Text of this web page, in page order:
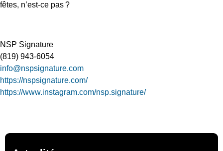
fêtes, n’est-ce pas ?
NSP Signature
(819) 943-6054
info@nspsignature.com
https://nspsignature.com/
https://www.instagram.com/nsp.signature/